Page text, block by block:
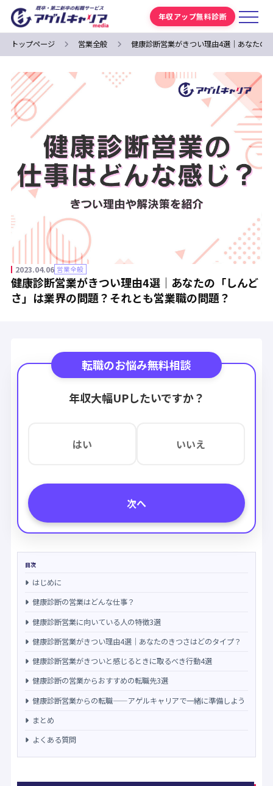
年収アップ無料診断
トップページ 営業全般 健康診断営業がきつい理由4選｜あなたの
2023.04.06 営業全般
健康診断営業がきつい理由4選｜あなたの「しんど
さ」は業界の問題？それとも営業職の問題？
転職のお悩み無料相談
年収大幅UPしたいですか？
はい いいえ
次へ
目次
はじめに
健康診断の営業はどんな仕事？
健康診断営業に向いている人の特徴3選
健康診断営業がきつい理由4選｜あなたのきつさはどのタイプ？
健康診断営業がきついと感じるときに取るべき行動4選
健康診断の営業からおすすめの転職先3選
健康診断営業からの転職——アゲルキャリアで一緒に準備しよう
まとめ
よくある質問